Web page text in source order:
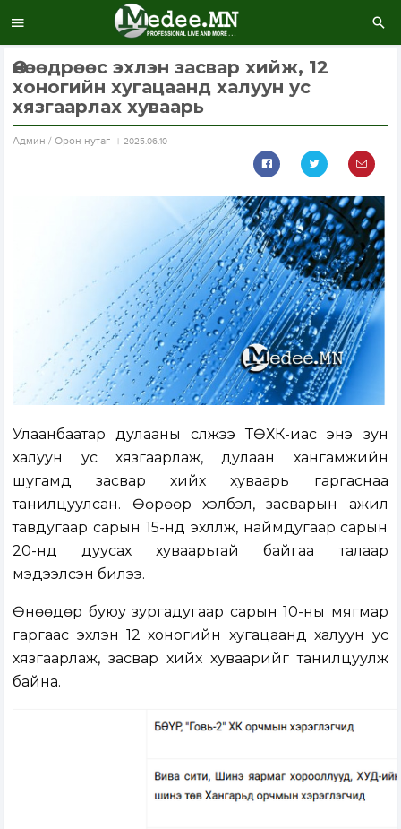
Өнөөдрөөс эхлэн засвар хийж, 12
хоногийн хугацаанд халуун ус
хязгаарлах хуваарь
Aдмин / Орон нутаг 2025.06.10
Улаанбаатар дулааны сүлжээ ТӨХК-иас энэ зун
халуун ус хязгаарлаж, дулаан хангамжийн
шугамд засвар хийх хуваарь гаргаснаа
танилцуулсан. Өөрөөр хэлбэл, засварын ажил
тавдугаар сарын 15-нд эхлүүлж, наймдугаар сарын
20-нд дуусах хуваарьтай байгаа талаар
мэдээлсэн билээ.
Өнөөдөр буюу зургадугаар сарын 10-ны мягмар
гаргаас эхлэн 12 хоногийн хугацаанд халуун ус
хязгаарлаж, засвар хийх хуваарийг танилцуулж
байна.